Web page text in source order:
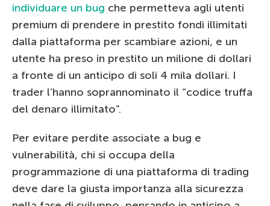
individuare un bug che permetteva agli utenti
premium di prendere in prestito fondi illimitati
dalla piattaforma per scambiare azioni, e un
utente ha preso in prestito un milione di dollari
a fronte di un anticipo di soli 4 mila dollari. I
trader l’hanno soprannominato il “codice truffa
del denaro illimitato”.
Per evitare perdite associate a bug e
vulnerabilità, chi si occupa della
programmazione di una piattaforma di trading
deve dare la giusta importanza alla sicurezza